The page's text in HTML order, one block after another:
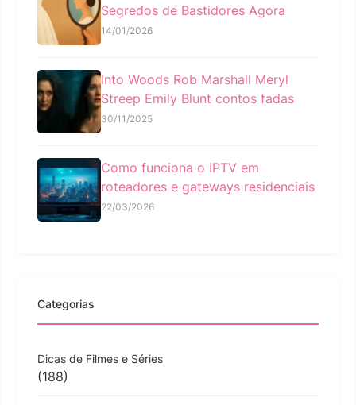
Segredos de Bastidores Agora
14/01/2026
Into Woods Rob Marshall Meryl
Streep Emily Blunt contos fadas
30/11/2025
Como funciona o IPTV em
roteadores e gateways residenciais
22/03/2026
Categorias
Dicas de Filmes e Séries
(188)